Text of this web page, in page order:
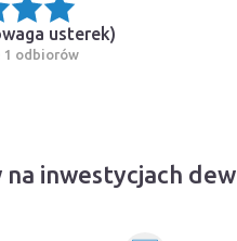
usterek)
1 odbiorów
inwestycjach